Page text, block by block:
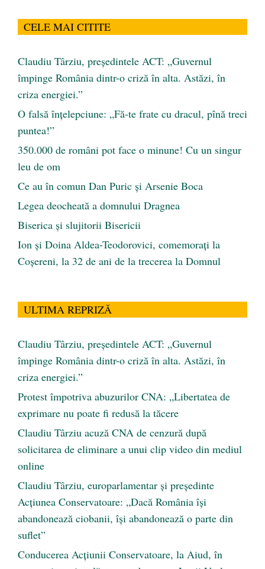
CELE MAI CITITE
Claudiu Târziu, președintele ACT: „Guvernul
împinge România dintr-o criză în alta. Astăzi, în
criza energiei.”
O falsă înțelepciune: „Fă-te frate cu dracul, pînă treci
puntea!”
350.000 de români pot face o minune! Cu un singur
leu de om
Ce au în comun Dan Puric şi Arsenie Boca
Legea deocheată a domnului Dragnea
Biserica și slujitorii Bisericii
Ion și Doina Aldea-Teodorovici, comemorați la
Coșereni, la 32 de ani de la trecerea la Domnul
ULTIMA REPRIZĂ
Claudiu Târziu, președintele ACT: „Guvernul
împinge România dintr-o criză în alta. Astăzi, în
criza energiei.”
Protest împotriva abuzurilor CNA: „Libertatea de
exprimare nu poate fi redusă la tăcere
Claudiu Târziu acuză CNA de cenzură după
solicitarea de eliminare a unui clip video din mediul
online
Claudiu Târziu, europarlamentar și președinte
Acțiunea Conservatoare: „Dacă România își
abandonează ciobanii, își abandonează o parte din
suflet”
Conducerea Acțiunii Conservatoare, la Aiud, în